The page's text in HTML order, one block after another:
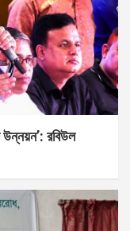
রবিউল